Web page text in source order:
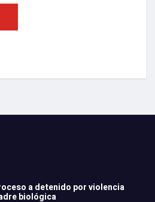
a detenido por violencia
biológica